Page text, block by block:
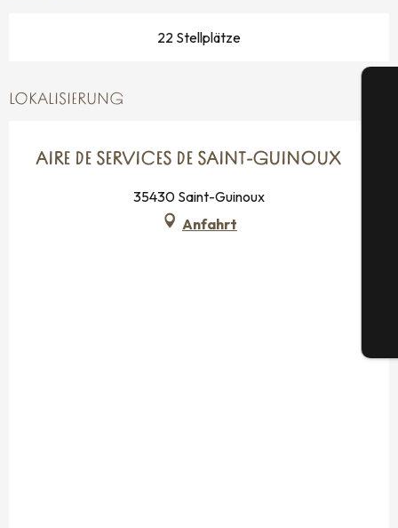
22 Stellplätze
LOKALISIERUNG
AIRE DE SERVICES DE SAINT-GUINOUX
35430 Saint-Guinoux
Anfahrt